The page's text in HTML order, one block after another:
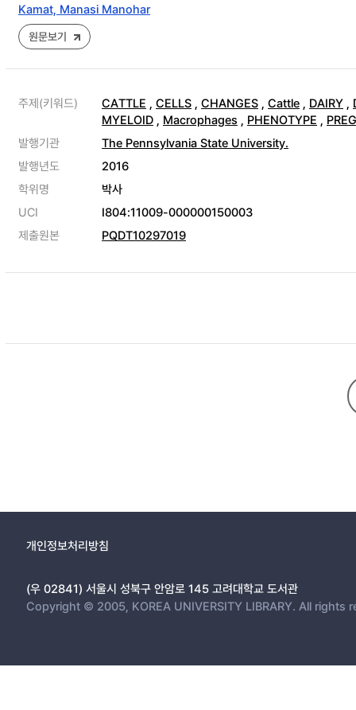
Kamat, Manasi Manohar
원문보기
주제(키워드) CATTLE , CELLS , CHANGES , Cattle , DAIRY ,
MYELOID , Macrophages , PHENOTYPE ,
발행기관
The Pennsylvania State University.
발행년도
2016
학위명
박사
UCI
I804:11009-000000150003
제출원본
PQDT10297019
개인정보처리방침
(우 02841) 서울시 성북구 안암로 145 고려대학교 도서관
Copyright © 2005, KOREA UNIVERSITY LIBRARY. All rights